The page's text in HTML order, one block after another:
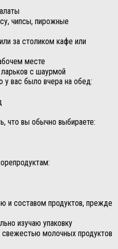
чипсы, пирожные
за столиком кафе или
месте
с шаурмой
у вас было вчера на обед:
что вы обычно выбираете:
и составом продуктов, прежде
изучаю упаковку
молочных продуктов